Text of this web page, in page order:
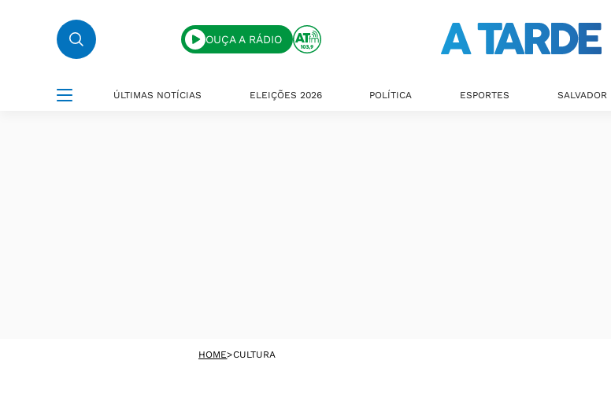
OUÇA A RÁDIO
ÚLTIMAS NOTÍCIAS ELEIÇÕES 2026 POLÍTICA ESPORTES SALVADOR
HOME>CULTURA